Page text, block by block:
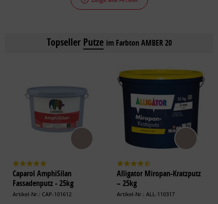
Topseller Putze im Farbton AMBER 20
Caparol AmphiSilan
Fassadenputz - 25kg
Artikel-Nr.: CAP-101612
Alligator Miropan-Kratzputz
– 25kg
Artikel-Nr.: ALL-110317